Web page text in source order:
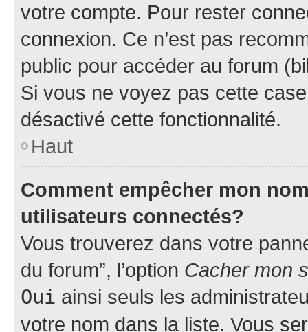
votre compte. Pour rester
connexion. Ce n’est pas
public pour accéder au forum
Si vous ne voyez pas cette
désactivé cette fonctionnalité.
Haut
Comment empêcher mon
utilisateurs connectés?
Vous trouverez dans votre
du forum”, l’option Cacher mon
Oui ainsi seuls les
votre nom dans la liste. Vous